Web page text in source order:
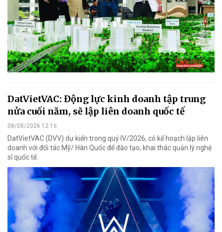
DatVietVAC: Động lực kinh doanh tập trung
nửa cuối năm, sẽ lập liên doanh quốc tế
08/08/2026 12:16
DatVietVAC (DVV) dự kiến trong quý IV/2026, có kế hoạch lập liên
doanh với đối tác Mỹ/ Hàn Quốc để đào tạo, khai thác quản lý nghệ
sĩ quốc tế.